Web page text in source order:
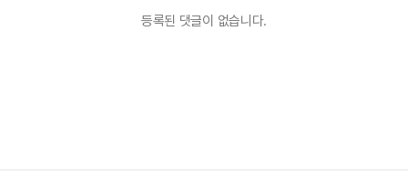
등록된 댓글이 없습니다.